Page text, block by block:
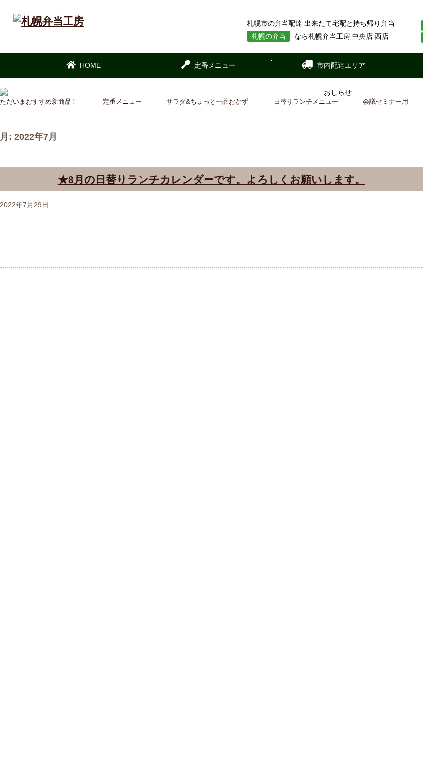
札幌市の弁当配達 出来たて宅配と持ち帰り弁当
札幌の弁当
なら札幌弁当工房 中央店 西店
HOME 定番メニュー 市内配達エリア
ただいまおすすめ新商品！ 定番メニュー サラダ&ちょっと一品おかず 日替りランチメニュー 会議セミナー用
月: 2022年7月
★8月の日替りランチカレンダーです。よろしくお願いします。
2022年7月29日